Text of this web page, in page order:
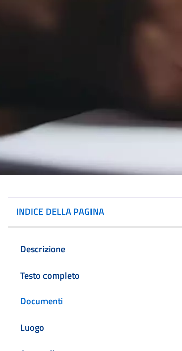
INDICE DELLA PAGINA
Descrizione
Testo completo
Documenti
Luogo